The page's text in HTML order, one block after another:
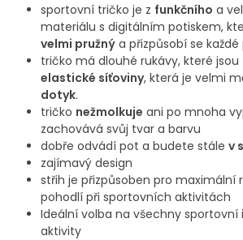
sportovní tričko je z funkčního a
materiálu s digitálním potiskem,
velmi pružný a přizpůsobí se
tričko má dlouhé rukávy, které jsou
elastické síťoviny, která je velmi
dotyk.
tričko nežmolkuje ani po mnoha
zachovává svůj tvar a barvu
dobře odvádí pot a budete stále v
zajímavý design
střih je přizpůsoben pro maximální
pohodlí při sportovních aktivitách
Ideální volba na všechny sportovní
aktivity